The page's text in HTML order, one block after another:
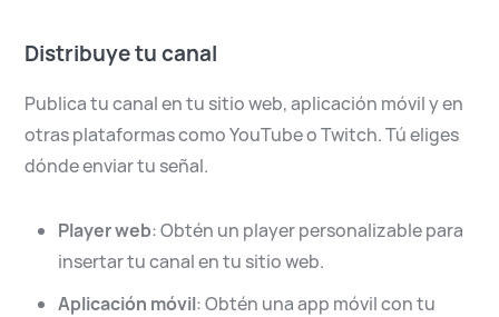
Distribuye tu canal
Publica tu canal en tu sitio web, aplicación móvil y en
otras plataformas como YouTube o Twitch. Tú eliges
dónde enviar tu señal.
Player web: Obtén un player personalizable para
insertar tu canal en tu sitio web.
Aplicación móvil: Obtén una app móvil con tu